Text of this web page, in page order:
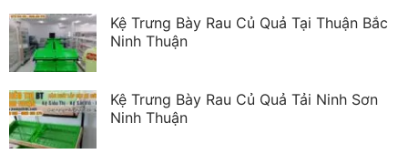
Kệ Trưng Bày Rau Củ Quả Tại Thuận Bắc
Ninh Thuận
Kệ Trưng Bày Rau Củ Quả Tải Ninh Sơn
Ninh Thuận